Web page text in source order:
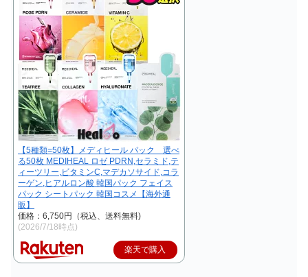
【5種類=50枚】メディヒール パック 選べ
る50枚 MEDIHEAL ロゼ PDRN,セラミド,テ
ィーツリー,ビタミンC,マデカソサイド,コラ
ーゲン,ヒアルロン酸 韓国パック フェイス
パック シートパック 韓国コスメ【海外通
販】
価格：6,750円（税込、送料無料)
(2026/7/18時点)
楽天で購入